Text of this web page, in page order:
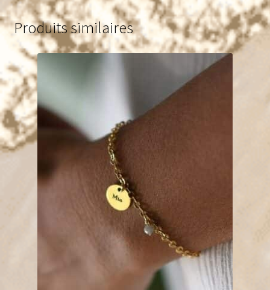
Produits similaires